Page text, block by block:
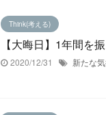
Think(考える)
【大晦日】1年間を
2020/12/31 新たな